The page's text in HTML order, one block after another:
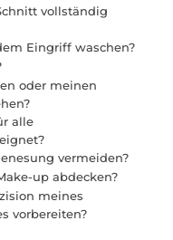
vollständig
Eingriff waschen?
oder meinen
alle
vermeiden?
up abdecken?
meines
vorbereiten?